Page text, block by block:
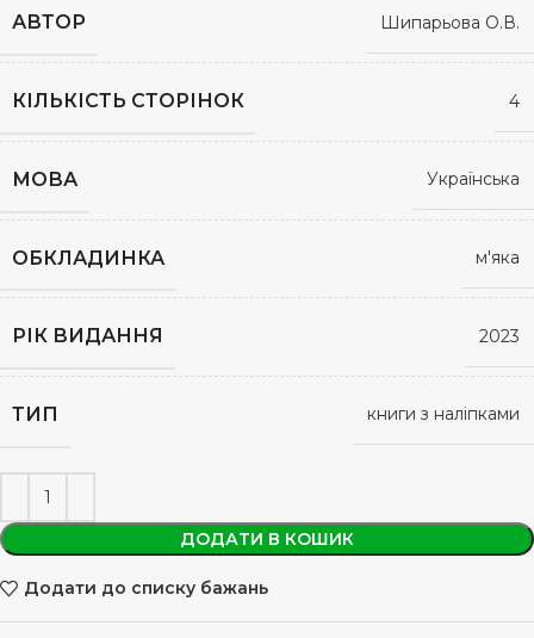
АВТОР Шипарьова О.В.
КІЛЬКІСТЬ СТОРІНОК 4
МОВА Українська
ОБКЛАДИНКА м'яка
РІК ВИДАННЯ 2023
ТИП книги з наліпками
ДОДАТИ В КОШИК
Додати до списку бажань